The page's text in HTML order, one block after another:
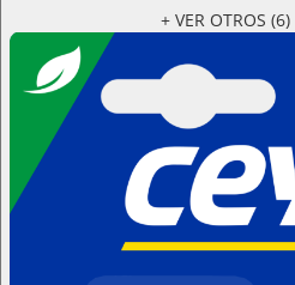
+ VER OTROS